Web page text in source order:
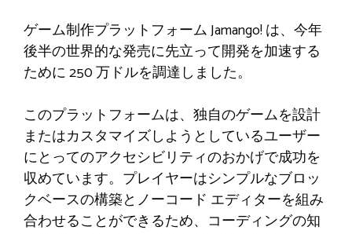
ゲーム制作プラットフォーム Jamango! は、今年
後半の世界的な発売に先立って開発を加速する
ために 250 万ドルを調達しました。
このプラットフォームは、独自のゲームを設計
またはカスタマイズしようとしているユーザー
にとってのアクセシビリティのおかげで成功を
収めています。プレイヤーはシンプルなブロッ
クベースの構築とノーコード エディターを組み
合わせることができるため、コーディングの知